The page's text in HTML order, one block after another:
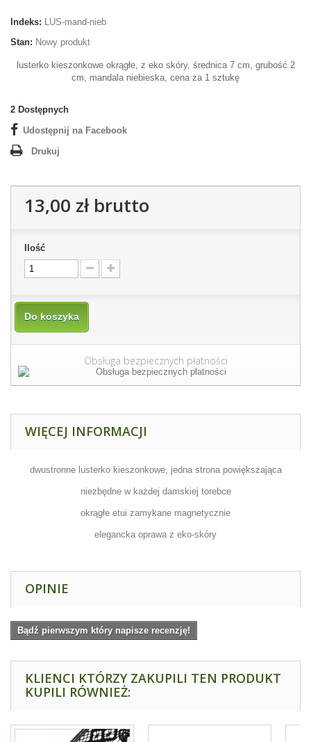
Indeks: LUS-mand-nieb
Stan: Nowy produkt
lusterko kieszonkowe okrągłe, z eko skóry, średnica 7 cm, grubość 2
cm, mandala niebieska, cena za 1 sztukę
2 Dostępnych
Udostępnij na Facebook
Drukuj
13,00 złbrutto
Ilość
Do koszyka
Obsługa bezpiecznych płatności
WIĘCEJ INFORMACJI
dwustronne lusterko kieszonkowe, jedna strona powiększająca
niezbędne w każdej damskiej torebce
okrągłe etui zamykane magnetycznie
elegancka oprawa z eko-skóry
OPINIE
Bądź pierwszym który napisze recenzję!
KLIENCI KTÓRZY ZAKUPILI TEN PRODUKT
KUPILI RÓWNIEŻ: